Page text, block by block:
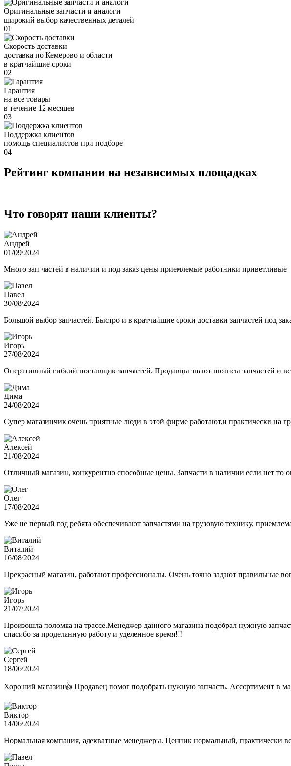
Оригинальные запчасти и аналоги
широкий выбор качественных деталей
01
Скорость доставки
доставка по Кемерово и области
в кратчайшие сроки
02
Гарантия
на все товары
в течение 12 месяцев
03
Поддержка клиентов
помощь специалистов при подборе
04
Рейтинг компании на независимых площадках
Что говорят наши клиенты?
Андрей
01/09/2024
Много зап частей в наличии и под заказ цены приемлемые работники приветливые
Павел
30/08/2024
Большой выбор запчастей. Быстро и в кратчайшие сроки доставки запчастей под
Игорь
27/08/2024
Оперативный гибкий поставщик запчастей. Продавцы знают нюансы запчастей и
Дима
24/08/2024
Супер магазинчик,очень приятные люди в этой фирме работают,и практически на
Алексей
21/08/2024
Отличный магазин, конкурентно способные цены. Запчасти в наличии если нет то
Олег
17/08/2024
Уже не первый год ребята обеспечивают запчастями на грузовую технику,
Виталий
16/08/2024
Прекрасный магазин, работают профессионалы. Очень точно задают правильные
Игорь
21/07/2024
Произошла поломка на трассе.Менеджер данного магазина подобрал нужную
спасибо за проделанную работу и уделенное время!!!
Сергей
18/06/2024
Хороший магазин👍 Продавец помог подобрать нужную запчасть. Ассортимент в
Виктор
14/06/2024
Нормальная компания, адекватные менеджеры. Ценник нормальный, практически